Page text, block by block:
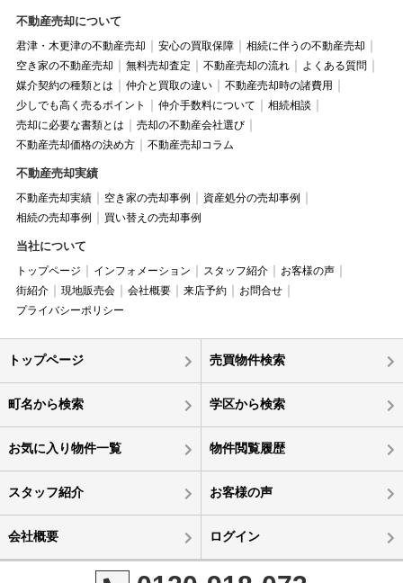
不動産売却について
君津・木更津の不動産売却 安心の買取保障
相続に伴うの不動産売却
空き家の不動産売却
無料売却査定 不動産売却の流れ
よくある質問
媒介契約の種類とは
仲介と買取の違い
不動産売却時の諸費用
少しでも高く売るポイント
仲介手数料について
相続相談
売却に必要な書類とは
売却の不動産会社選び
不動産売却価格の決め方
不動産売却コラム
不動産売却実績
不動産売却実績 空き家の売却事例
資産処分の売却事例
相続の売却事例
買い替えの売却事例
当社について
トップページ インフォメーション スタッフ紹介
お客様の声
街紹介
現地販売会 会社概要 来店予約
お問合せ
プライバシーポリシー
トップページ 売買物件検索
町名から検索 学区から検索
お気に入り物件一覧 物件閲覧履歴
スタッフ紹介 お客様の声
会社概要 ログイン